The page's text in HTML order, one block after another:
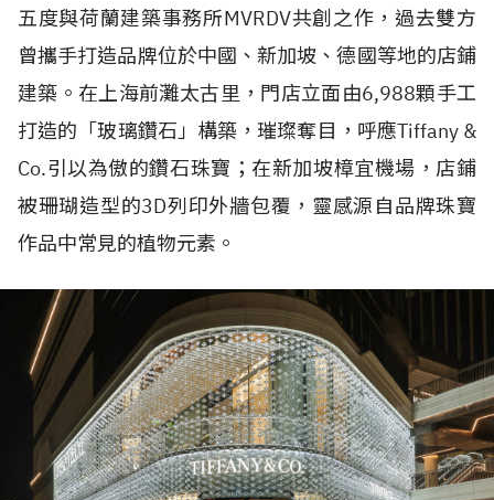
五度與荷蘭建築事務所MVRDV共創之作，過去雙方
曾攜手打造品牌位於中國、新加坡、德國等地的店鋪
建築。在上海前灘太古里，門店立面由6,988顆手工
打造的「玻璃鑽石」構築，璀璨奪目，呼應Tiffany &
Co.引以為傲的鑽石珠寶；在新加坡樟宜機場，店鋪
被珊瑚造型的3D列印外牆包覆，靈感源自品牌珠寶
作品中常見的植物元素。